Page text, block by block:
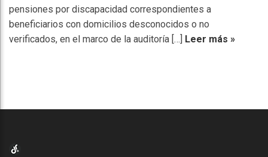
pensiones por discapacidad correspondientes a
beneficiarios con domicilios desconocidos o no
verificados, en el marco de la auditoría […]
Leer más »